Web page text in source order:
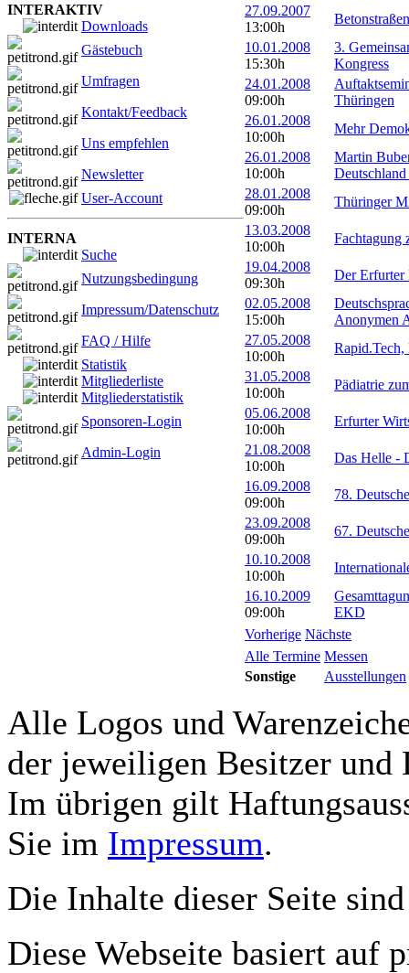
INTERAKTIV
Downloads
Gästebuch
Umfragen
Kontakt/Feedback
Uns empfehlen
Newsletter
User-Account
INTERNA
Suche
Nutzungsbedingung
Impressum/Datenschutz
FAQ / Hilfe
Statistik
Mitgliederliste
Mitgliederstatistik
Sponsoren-Login
Admin-Login
27.09.2007
13:00h
10.01.2008
15:30h
3.
Kongress
24.01.2008
09:00h
Thüringen
26.01.2008
10:00h
Mehr
26.01.2008
10:00h
Martin
28.01.2008
09:00h
Thüringer
13.03.2008
10:00h
Fachtagung
19.04.2008
09:30h
Der Erfurter
02.05.2008
15:00h
Anonymen
27.05.2008
10:00h
Rapid.Tech,
31.05.2008
10:00h
Pädiatrie
05.06.2008
10:00h
Erfurter
21.08.2008
10:00h
Das Helle -
16.09.2008
09:00h
78.
23.09.2008
09:00h
67.
10.10.2008
10:00h
16.10.2009
09:00h
EKD
Vorherige Nächste
Alle Termine Messen
Sonstige
Ausstellungen
Alle Logos und
der jeweiligen Besitzer und
Im übrigen gilt
Sie im Impressum.
Die Inhalte dieser Seite
Diese Webseite basiert auf